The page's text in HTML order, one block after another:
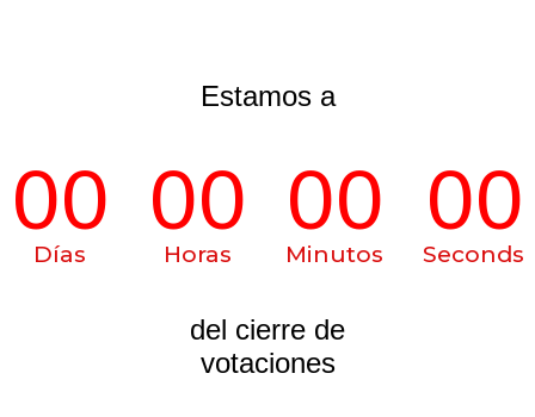
Estamos a
00
Días 00
Horas 00
Minutos 00
Seconds
del cierre de
votaciones